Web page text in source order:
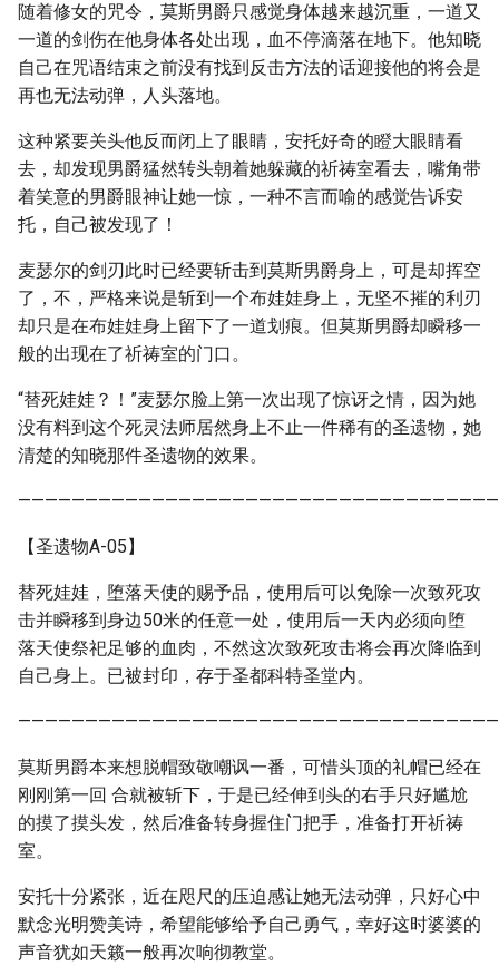
随着修女的咒令，莫斯男爵只感觉身体越来越沉重，一道又
一道的剑伤在他身体各处出现，血不停滴落在地下。他知晓
自己在咒语结束之前没有找到反击方法的话迎接他的将会是
再也无法动弹，人头落地。
这种紧要关头他反而闭上了眼睛，安托好奇的瞪大眼睛看
去，却发现男爵猛然转头朝着她躲藏的祈祷室看去，嘴角带
着笑意的男爵眼神让她一惊，一种不言而喻的感觉告诉安
托，自己被发现了！
麦瑟尔的剑刃此时已经要斩击到莫斯男爵身上，可是却挥空
了，不，严格来说是斩到一个布娃娃身上，无坚不摧的利刃
却只是在布娃娃身上留下了一道划痕。但莫斯男爵却瞬移一
般的出现在了祈祷室的门口。
“替死娃娃？！”麦瑟尔脸上第一次出现了惊讶之情，因为她
没有料到这个死灵法师居然身上不止一件稀有的圣遗物，她
清楚的知晓那件圣遗物的效果。
【圣遗物A-05】
替死娃娃，堕落天使的赐予品，使用后可以免除一次致死攻
击并瞬移到身边50米的任意一处，使用后一天内必须向堕
落天使祭祀足够的血肉，不然这次致死攻击将会再次降临到
自己身上。已被封印，存于圣都科特圣堂内。
莫斯男爵本来想脱帽致敬嘲讽一番，可惜头顶的礼帽已经在
刚刚第一回 合就被斩下，于是已经伸到头的右手只好尴尬
的摸了摸头发，然后准备转身握住门把手，准备打开祈祷
室。
安托十分紧张，近在咫尺的压迫感让她无法动弹，只好心中
默念光明赞美诗，希望能够给予自己勇气，幸好这时婆婆的
声音犹如天籁一般再次响彻教堂。